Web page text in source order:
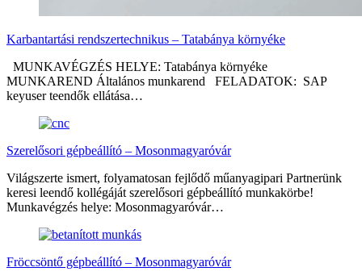
Karbantartási rendszertechnikus – Tatabánya környéke
MUNKAVÉGZÉS HELYE: Tatabánya környéke
MUNKAREND Általános munkarend FELADATOK: SAP
keyuser teendők ellátása…
Szerelősori gépbeállító – Mosonmagyaróvár
Világszerte ismert, folyamatosan fejlődő műanyagipari Partnerünk
keresi leendő kollégáját szerelősori gépbeállító munkakörbe!
Munkavégzés helye: Mosonmagyaróvár…
Fröccsöntő gépbeállító – Mosonmagyaróvár